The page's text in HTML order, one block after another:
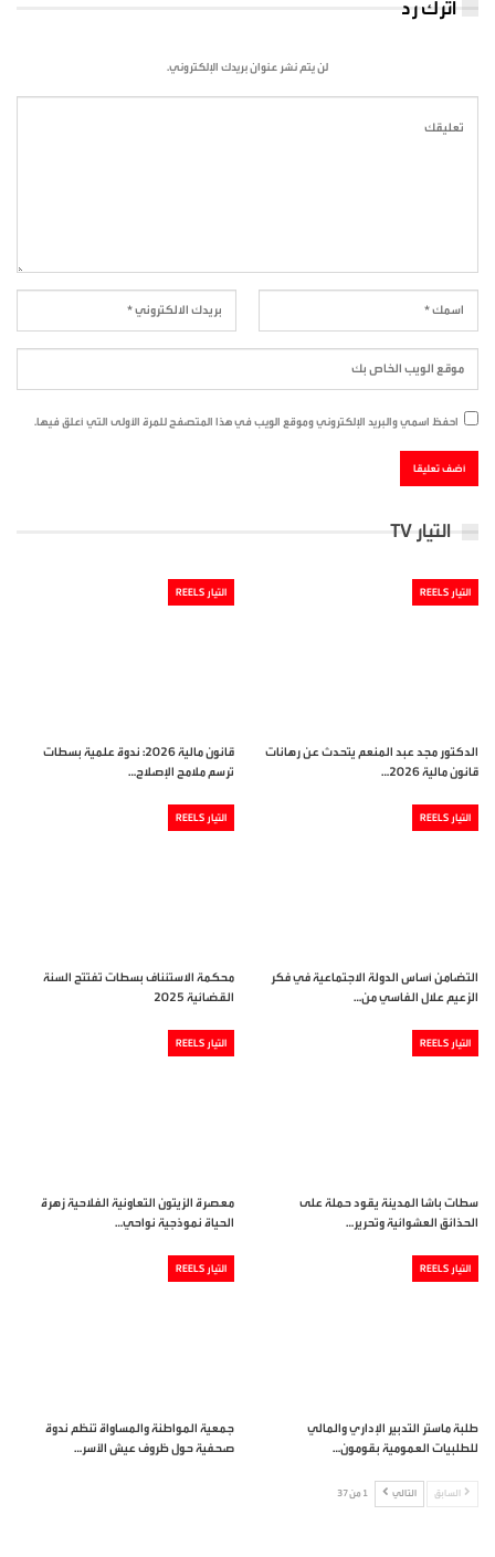
اترك رد
لن يتم نشر عنوان بريدك الإلكتروني.
احفظ اسمي والبريد الإلكتروني وموقع الويب في هذا المتصفح للمرة الأولى التي أعلق فيها.
التيار TV
التيار REELS
الدكتور مجد عبد المنعم يتحدث عن رهانات
قانون مالية 2026…
التيار REELS
قانون مالية 2026: ندوة علمية بسطات
ترسم ملامح الإصلاح…
التيار REELS
التضامن أساس الدولة الاجتماعية في فكر
الزعيم علال الفاسي من…
التيار REELS
محكمة الاستئناف بسطات تفتتح السنة
القضائية 2025
التيار REELS
سطات باشا المدينة يقود حملة على
الحذائق العشوائية وتحرير…
التيار REELS
معصرة الزيتون التعاونية الفلاحية زهرة
الحياة نموذجية نواحي…
التيار REELS
طلبة ماستر التدبير الإداري والمالي
للطلبيات العمومية بقومون…
التيار REELS
جمعية المواطنة والمساواة تنظم ندوة
صحفية حول ظروف عيش الأسر…
السابق التالي 1 من 37